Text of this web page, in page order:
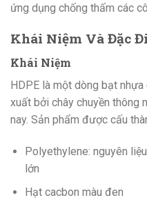
ứng dụng chống thấm các
Khái Niệm Và Đặc
Khái Niệm
HDPE là một dòng bạt
xuất bởi chây chuyền thông
nay. Sản phẩm được cấu
Polyethylene: nguyên
lớn
Hạt cacbon màu đen